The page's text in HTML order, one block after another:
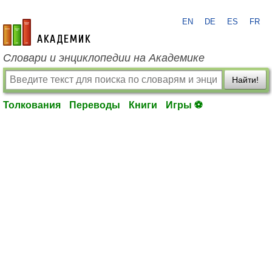
academic.ru
EN DE ES FR
Словари и энциклопедии на Академике
Найти!
Толкования Переводы Книги Игры ⚽